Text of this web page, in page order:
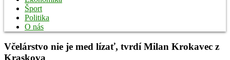
Šport
Politika
O nás
Včelárstvo nie je med lízať, tvrdí Milan Krokavec z
Kraskova